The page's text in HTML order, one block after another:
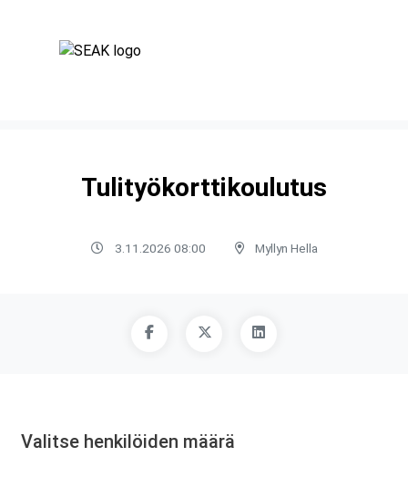
Tulityökorttikoulutus
3.11.2026 08:00 Myllyn Hella
Valitse henkilöiden määrä